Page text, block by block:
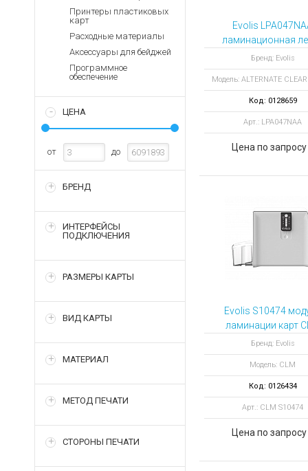
Терминалы
Архивные
товары
Зарядные устройства
Архивные товары
Принтеры пластиковых
карт
Расходные материалы
Аксессуары для бейджей
Программное
обеспечение
ЦЕНА
от до
БРЕНД
ИНТЕРФЕЙСЫ
ПОДКЛЮЧЕНИЯ
РАЗМЕРЫ КАРТЫ
ВИД КАРТЫ
МАТЕРИАЛ
МЕТОД ПЕЧАТИ
СТОРОНЫ ПЕЧАТИ
Evolis
ламинационная
ALTERNATE
PATCH 1.0 MIL
отпечатков
Бренд: Evolis
Модель: ALTERNATE
Код: 0128659
Арт.: LPA047NAA
Цена по запросу
Evolis S10474
ламинации карт
для принтера
Бренд: Evolis
Модель: CLM
Код: 0126434
Арт.: CLM S10474
Цена по запросу